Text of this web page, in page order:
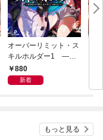
オーバーリミット・ス
キルホルダー1 —限
界超えの天賦は、転生
者にしか扱えない—
880
新着
典
もっと見る